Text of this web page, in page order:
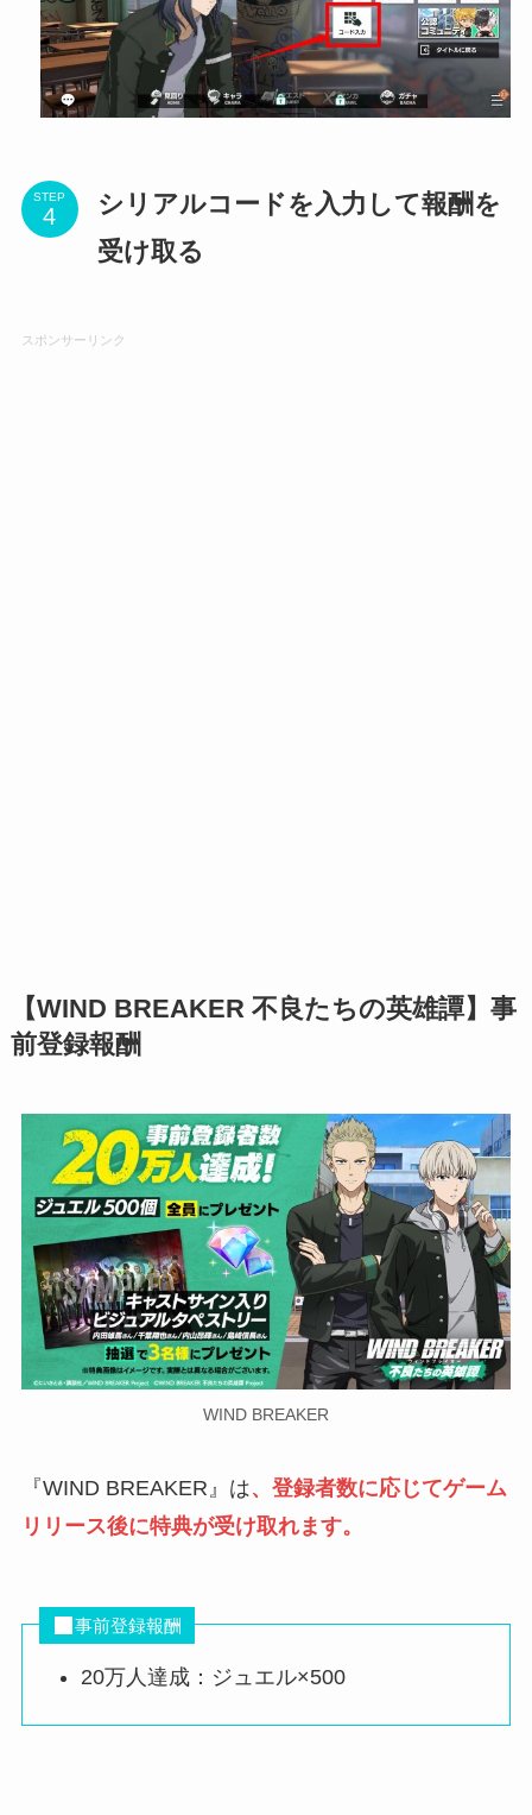
STEP
シリアルコードを入力して報酬を
受け取る
スポンサーリンク
【WIND BREAKER 不良たちの英雄譚】事
前登録報酬
WIND BREAKER
『WIND BREAKER』は、登録者数に応じてゲーム
リリース後に特典が受け取れます。
事前登録報酬
20万人達成：ジュエル×500